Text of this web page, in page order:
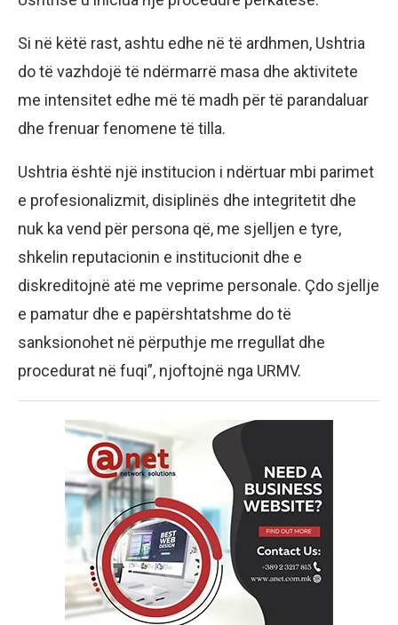
Si në këtë rast, ashtu edhe në të ardhmen, Ushtria
do të vazhdojë të ndërmarrë masa dhe aktivitete
me intensitet edhe më të madh për të parandaluar
dhe frenuar fenomene të tilla.
Ushtria është një institucion i ndërtuar mbi parimet
e profesionalizmit, disiplinës dhe integritetit dhe
nuk ka vend për persona që, me sjelljen e tyre,
shkelin reputacionin e institucionit dhe e
diskreditojnë atë me veprime personale. Çdo sjellje
e pamatur dhe e papërshtatshme do të
sanksionohet në përputhje me rregullat dhe
procedurat në fuqi”, njoftojnë nga URMV.